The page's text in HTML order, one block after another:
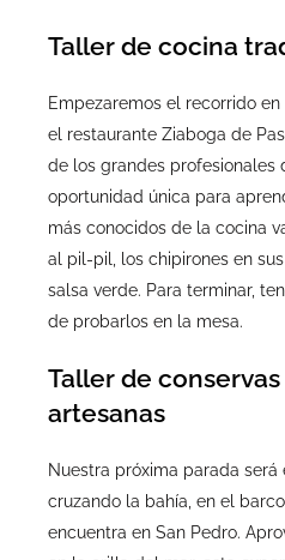
Taller de cocina
Empezaremos el recorrido
el restaurante Ziaboga de
de los grandes profesionales
oportunidad única para
más conocidos de la cocina
al pil-pil, los chipirones en
salsa verde. Para terminar,
de probarlos en la mesa.
Taller de
artesanas
Nuestra próxima parada será
cruzando la bahía, en el
encuentra en San Pedro.